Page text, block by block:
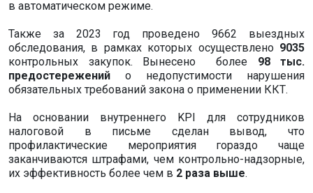
в автоматическом режиме.
Также за 2023 год проведено 9662 выездных
обследования, в рамках которых осуществлено 9035
контрольных закупок. Вынесено более 98 тыс.
предостережений о недопустимости нарушения
обязательных требований закона о применении ККТ.
На основании внутреннего KPI для сотрудников
налоговой в письме сделан вывод, что
профилактические мероприятия гораздо чаще
заканчиваются штрафами, чем контрольно-надзорные,
их эффективность более чем в 2 раза выше.